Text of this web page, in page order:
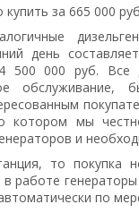
за 665 000
день
000 руб. Все
обслуживание,
мы
и
то покупка
работе
по